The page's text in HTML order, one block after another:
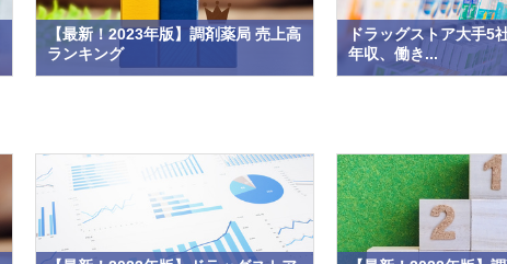
【最新！2023年版】調剤薬局 売上高
ランキング
ドラッグストア大手5
年収、働き...